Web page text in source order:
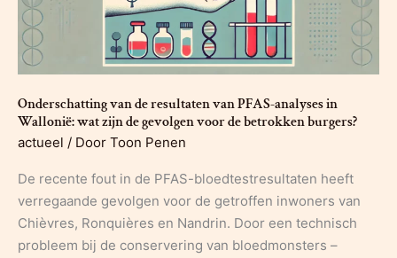
Onderschatting van de resultaten van PFAS-analyses in
Wallonië: wat zijn de gevolgen voor de betrokken burgers?
actueel / Door Toon Penen
De recente fout in de PFAS-bloedtestresultaten heeft
verregaande gevolgen voor de getroffen inwoners van
Chièvres, Ronquières en Nandrin. Door een technisch
probleem bij de conservering van bloedmonsters –